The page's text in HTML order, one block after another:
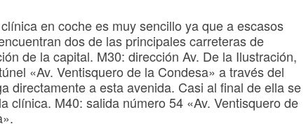
en coche es muy sencillo ya que a escasos
dos de las principales carreteras de
de la capital. M30: dirección Av. De la Ilustración,
«Av. Ventisquero de la Condesa» a través del
directamente a esta avenida. Casi al final de ella se
clínica. M40: salida número 54 «Av. Ventisquero de